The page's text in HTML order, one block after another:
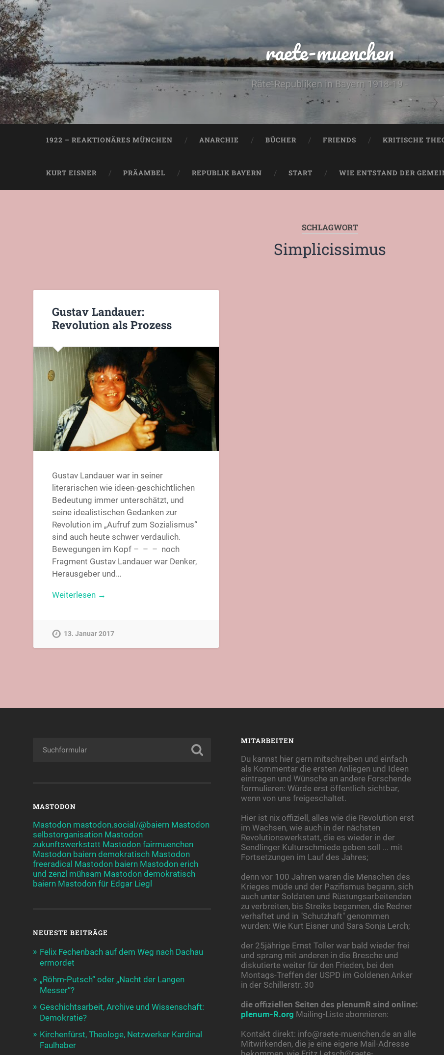
raete-muenchen
Räte-Republiken in Bayern 1918-19 -
1922 – REAKTIONÄRES MÜNCHEN ANARCHIE BÜCHER FRIENDS KRITISCHE
KURT EISNER PRÄAMBEL REPUBLIK BAYERN START WIE ENTSTAND DER
SCHLAGWORT
Simplicissimus
Gustav Landauer:
Revolution als Prozess
Gustav Landauer war in seiner
literarischen wie ideen-geschichtlichen
Bedeutung immer unterschätzt, und
seine idealistischen Gedanken zur
Revolution im „Aufruf zum Sozialismus“
sind auch heute schwer verdaulich.
Bewegungen im Kopf – – – noch
Fragment Gustav Landauer war Denker,
Herausgeber und…
Weiterlesen →
13. Januar 2017
MASTODON
Mastodon mastodon.social/@baiern Mastodon
selbstorganisation Mastodon
zukunftswerkstatt Mastodon fairmuenchen
Mastodon baiern demokratisch Mastodon
freeradical Mastodon baiern Mastodon erich
und zenzl mühsam Mastodon demokratisch
baiern Mastodon für Edgar Liegl
NEUESTE BEITRÄGE
Felix Fechenbach auf dem Weg nach Dachau
ermordet
„Röhm-Putsch“ oder „Nacht der Langen
Messer“?
Geschichtsarbeit, Archive und Wissenschaft:
Demokratie?
Kirchenfürst, Theologe, Netzwerker Kardinal
Faulhaber
MITARBEITEN
Du kannst hier gern mitschreiben und einfach
als Kommentar die ersten Anliegen und Ideen
eintragen und Wünsche an andere Forschende
formulieren: Würde erst öffentlich sichtbar,
wenn von uns freigeschaltet.
Hier ist nix offiziell, alles wie die Revolution erst
im Wachsen, wie auch in der nächsten
Revolutionswerkstatt, die es wieder in der
Sendlinger Kulturschmiede geben soll ... mit
Fortsetzungen im Lauf des Jahres;
denn vor 100 Jahren waren die Menschen des
Krieges müde und der Pazifismus begann, sich
auch unter Soldaten und Rüstungsarbeitenden
zu verbreiten, bis Streiks begannen, die Redner
verhaftet und in "Schutzhaft" genommen
wurden: Wie Kurt Eisner und Sara Sonja Lerch;
der 25jährige Ernst Toller war bald wieder frei
und sprang mit anderen in die Bresche und
diskutierte weiter für den Frieden, bei den
Montags-Treffen der USPD im Goldenen Anker
in der Schillerstr. 30
die offiziellen Seiten des plenumR sind online:
plenum-R.org Mailing-Liste abonnieren:
Kontakt direkt: info@raete-muenchen.de an alle
Mitwirkenden, die je eine eigene Mail-Adresse